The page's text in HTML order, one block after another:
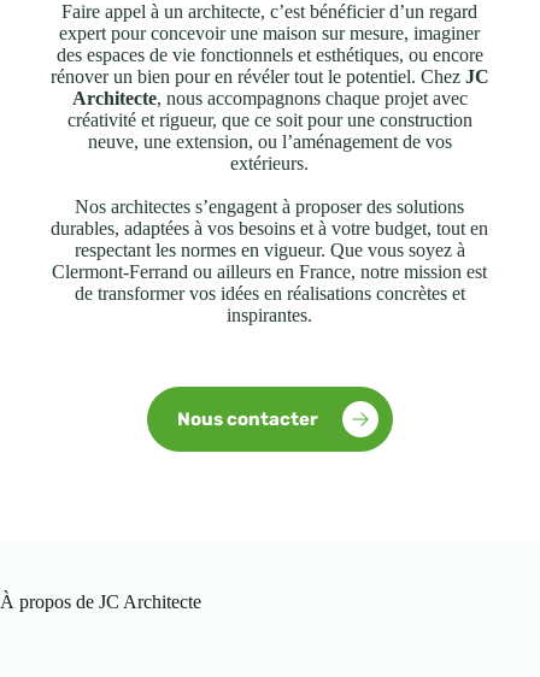
Faire appel à un architecte, c’est bénéficier d’un regard
expert pour concevoir une maison sur mesure, imaginer
des espaces de vie fonctionnels et esthétiques, ou encore
rénover un bien pour en révéler tout le potentiel. Chez JC
Architecte, nous accompagnons chaque projet avec
créativité et rigueur, que ce soit pour une construction
neuve, une extension, ou l’aménagement de vos
extérieurs.
Nos architectes s’engagent à proposer des solutions
durables, adaptées à vos besoins et à votre budget, tout en
respectant les normes en vigueur. Que vous soyez à
Clermont-Ferrand ou ailleurs en France, notre mission est
de transformer vos idées en réalisations concrètes et
inspirantes.
Nous contacter
À propos de JC Architecte